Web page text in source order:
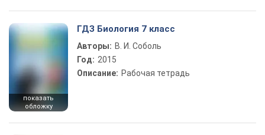
показать
обложку
ГДЗ Биология 7 класс
Авторы: В. И. Соболь
Год: 2015
Описание: Рабочая тетрадь